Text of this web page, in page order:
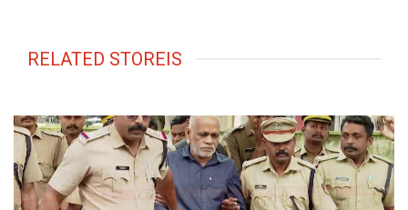
RELATED STOREIS